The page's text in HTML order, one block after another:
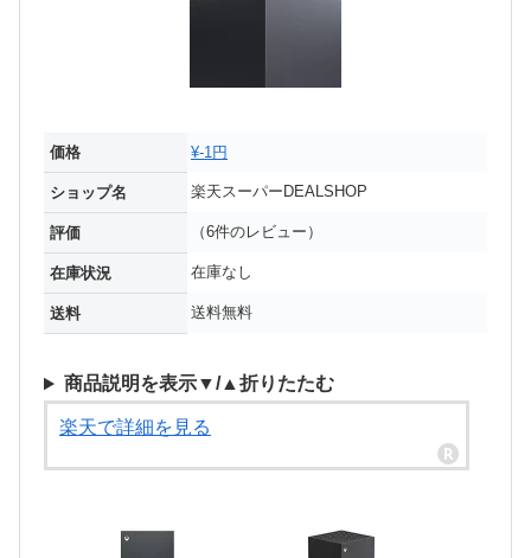
価格 ¥-1円
ショップ名 楽天スーパーDEALSHOP
評価 （6件のレビュー）
在庫状況 在庫なし
送料 送料無料
商品説明を表示▼/▲折りたたむ
楽天で詳細を見る